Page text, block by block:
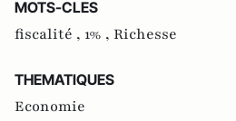
MOTS-CLES
fiscalité , 1% , Richesse
THEMATIQUES
Economie